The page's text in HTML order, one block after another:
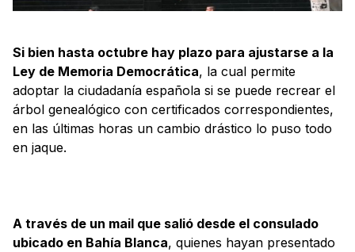
Si bien hasta octubre hay plazo para ajustarse a la
Ley de Memoria Democrática, la cual permite
adoptar la ciudadanía española si se puede recrear el
árbol genealógico con certificados correspondientes,
en las últimas horas un cambio drástico lo puso todo
en jaque.
A través de un mail que salió desde el consulado
ubicado en Bahía Blanca, quienes hayan presentado